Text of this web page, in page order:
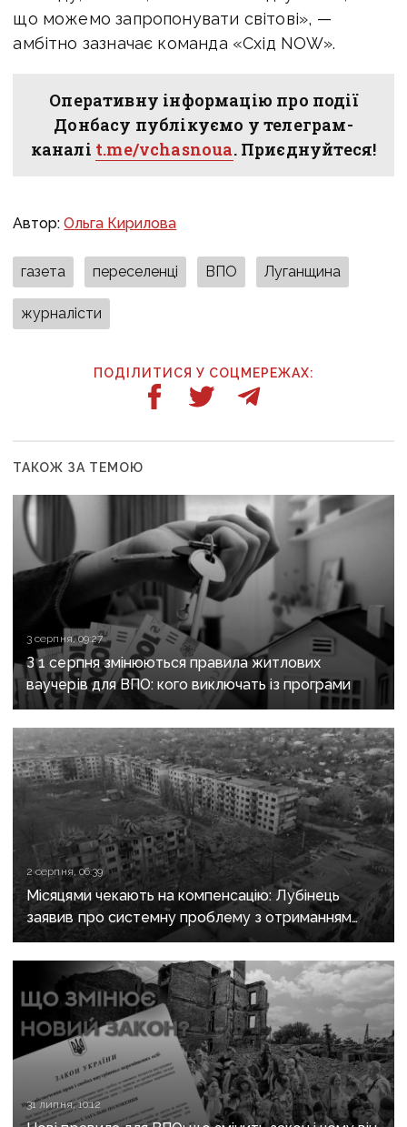
що можемо запропонувати світові», —
амбітно зазначає команда «Схід NOW».
Оперативну інформацію про події
Донбасу публікуємо у телеграм-
каналі t.me/vchasnoua. Приєднуйтеся!
Автор:Ольга Кирилова
газета переселенці ВПО Луганщина
журналісти
ПОДІЛИТИСЯ У СОЦМЕРЕЖАХ:
ТАКОЖ ЗА ТЕМОЮ
3 серпня, 09:27
З 1 серпня змінюються правила житлових
ваучерів для ВПО: кого виключать із програми
2 серпня, 06:39
Місяцями чекають на компенсацію: Лубінець
заявив про системну проблему з отриманням
сертифікатів за зруйноване житло
31 липня, 10:12